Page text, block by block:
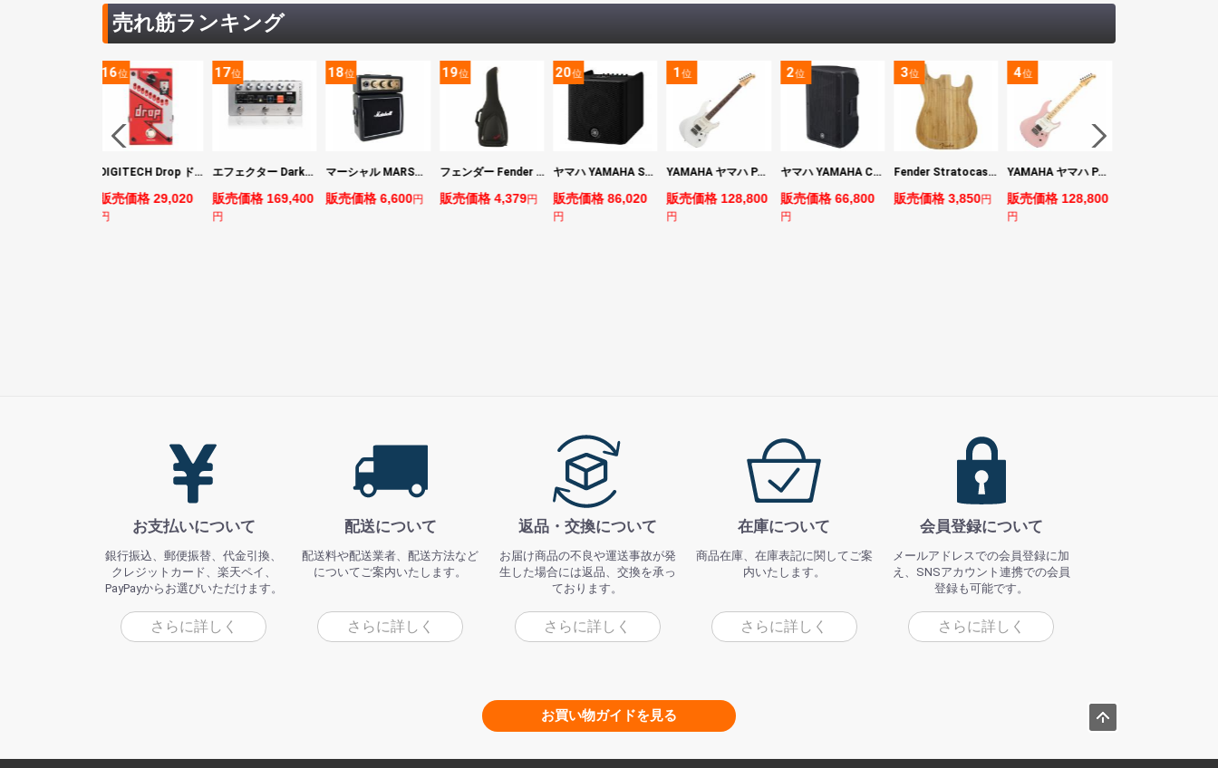
売れ筋ランキング
16位
DIGITECH Drop ドロップ・リチューニング・エフェクト
販売価格 29,020
円
17位
エフェクター Darkglass Electronics Anagram ベースエフェクター プリアンプ ダークグラス アナグラム
販売価格 169,400
円
18位
マーシャル MARSHALL MS2 Mighty Mini 小型ギターアンプ
販売価格 6,600円
19位
フェンダー Fender FE610 Electric Guitar Gig Bag Black エレキギター用ギグバッグ
販売価格 4,379円
20位
ヤマハ YAMAHA STAGEPAS 200 バッテリー非搭載モデル ポータブルPAシステム
販売価格 86,020
円
1位
YAMAHA ヤマハ PACS+12 SWH Pacifica Standard Plus パシフィカスタンダードプラス エレキギター
販売価格 128,800
円
2位
ヤマハ YAMAHA CBR15 ラウドスピーカー
販売価格 66,800
円
3位
Fender Stratocaster Cutting Board カッティングボード（まな板）
販売価格 3,850円
4位
YAMAHA ヤマハ PACS+12M ASP Pacifica Standard Plus パシフィカスタンダードプラス エレキギター
販売価格 128,800
円
お支払いについて
銀行振込、郵便振替、代金引換、
クレジットカード、楽天ペイ、
PayPayからお選びいただけます。
さらに詳しく
配送について
配送料や配送業者、配送方法など
についてご案内いたします。
さらに詳しく
返品・交換について
お届け商品の不良や運送事故が発
生した場合には返品、交換を承っ
ております。
さらに詳しく
在庫について
商品在庫、在庫表記に関してご案
内いたします。
さらに詳しく
会員登録について
メールアドレスでの会員登録に加
え、SNSアカウント連携での会員
登録も可能です。
さらに詳しく
お買い物ガイドを見る